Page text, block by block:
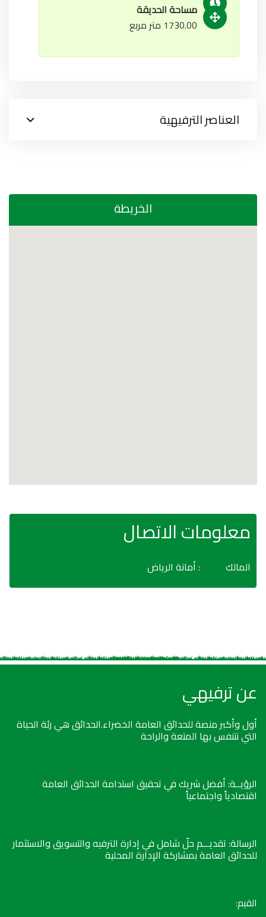
مساحة الحديقة
1730.00 متر مربع
العناصر الترفيهية
الخريطة
معلومات الاتصال
المالك : أمانة الرياض
عن ترفيهي
أول وأكبر منصة للحدائق العامة الخضراء.الحدائق هي رئة الحياة
التي نتنفس بها المتعة والراحة
الرؤيــة: أفضل شريك في تحقيق استدامة الحدائق العامة
اقتصادياً واجتماعياً
الرسالة: تقديـــم حلّ شامل في إدارة الترفيه والتسويق والاستثمار
للحدائق العامة بمشاركة الإدارة المحلية
القيم: